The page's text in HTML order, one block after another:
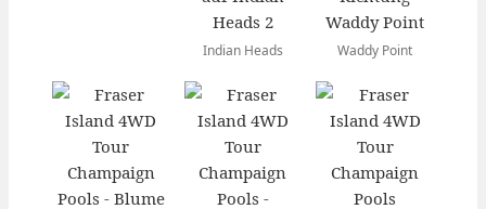
Indian Heads Waddy Point